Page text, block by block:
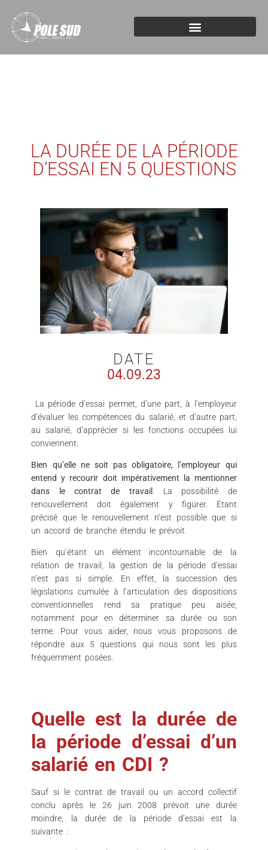
LA DURÉE DE LA PÉRIODE
D’ESSAI EN 5 QUESTIONS
DATE
04.09.23
La période d’essai permet, d’une part, à l’employeur
d’évaluer les compétences du salarié, et d’autre part,
au salarié, d’apprécier si les fonctions occupées lui
conviennent.
Bien qu’elle ne soit pas obligatoire, l’employeur qui
entend y recourir doit impérativement la mentionner
dans le contrat de travail
. La possibilité de
renouvellement doit également y figurer. Étant
précisé que le renouvellement n’est possible que si
un accord de branche étendu le prévoit.
Bien qu’étant un élément incontournable de la
relation de travail, la gestion de la période d’essai
n’est pas si simple. En effet, la succession des
législations cumulée à l’articulation des dispositions
conventionnelles rend sa pratique peu aisée,
notamment pour en déterminer sa durée ou son
terme. Pour vous aider, nous vous proposons de
répondre aux 5 questions qui nous sont les plus
fréquemment posées.
Quelle est la durée de
la période d’essai d’un
salarié en CDI ?
Sauf si le contrat de travail ou un accord collectif
conclu après le 26 juin 2008 prévoit une durée
moindre, la durée de la période d’essai est la
suivante :